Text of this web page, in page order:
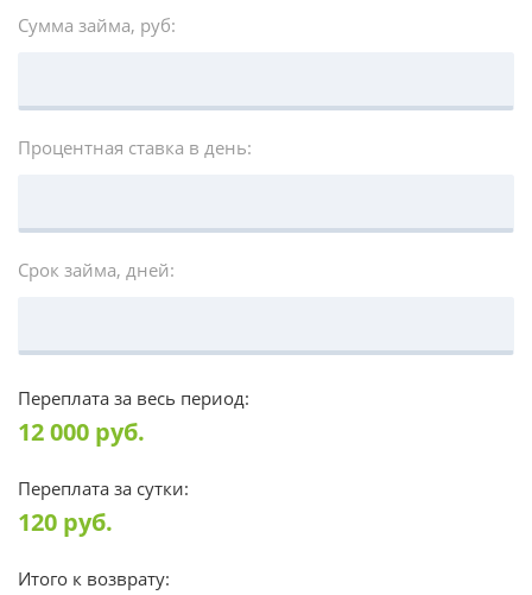
Сумма займа, руб:
Процентная ставка в день:
Срок займа, дней:
Переплата за весь период:
12 000 руб.
Переплата за сутки:
120 руб.
Итого к возврату: